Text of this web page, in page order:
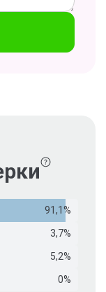
91,1%
3,7%
5,2%
0%